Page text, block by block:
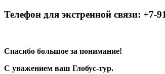
Телефон для экстренной связи: +7-
Спасибо большое за понимание!
С уважением ваш Глобус-тур.